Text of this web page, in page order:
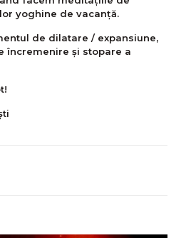
yoghine de vacanță.
de dilatare / expansiune,
încremenire și stopare a